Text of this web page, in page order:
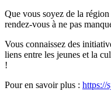
Que vous soyez de la
rendez-vous à ne pas
Vous connaissez des
liens entre les jeunes et la
!
Pour en savoir plus : https://